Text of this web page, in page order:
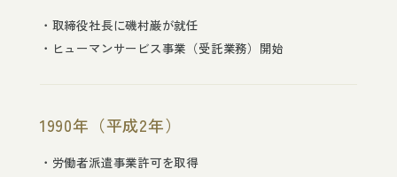
取締役社長に磯村巌が就任
ヒューマンサービス事業（受託業務）開始
1990年（平成2年）
労働者派遣事業許可を取得